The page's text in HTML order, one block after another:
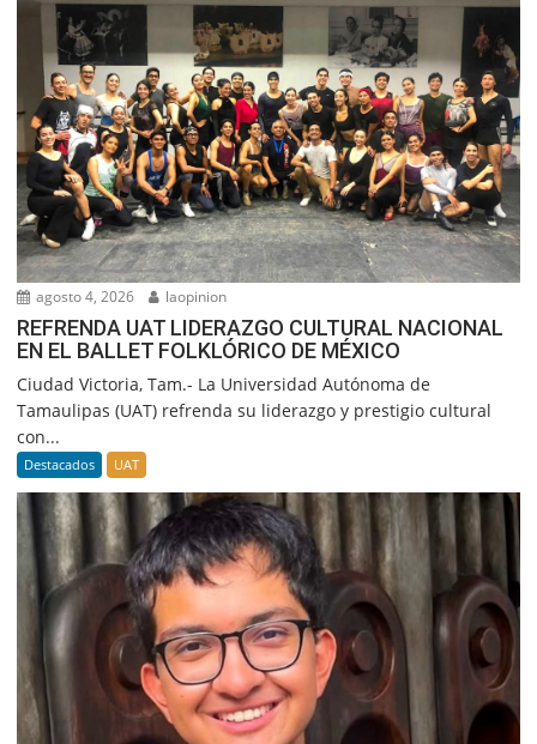
agosto 4, 2026 laopinion
REFRENDA UAT LIDERAZGO CULTURAL NACIONAL
EN EL BALLET FOLKLÓRICO DE MÉXICO
Ciudad Victoria, Tam.- La Universidad Autónoma de
Tamaulipas (UAT) refrenda su liderazgo y prestigio cultural
con...
Destacados UAT